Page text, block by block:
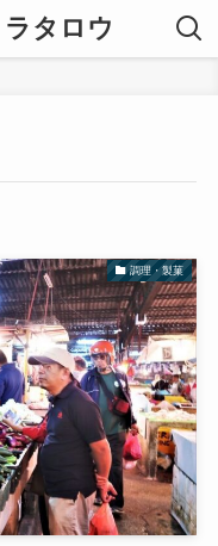
タロウ
調理・製菓